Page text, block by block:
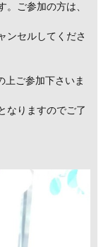
ご参加の方は、
ンセルしてくださ
ご参加下さいま
なりますのでご了